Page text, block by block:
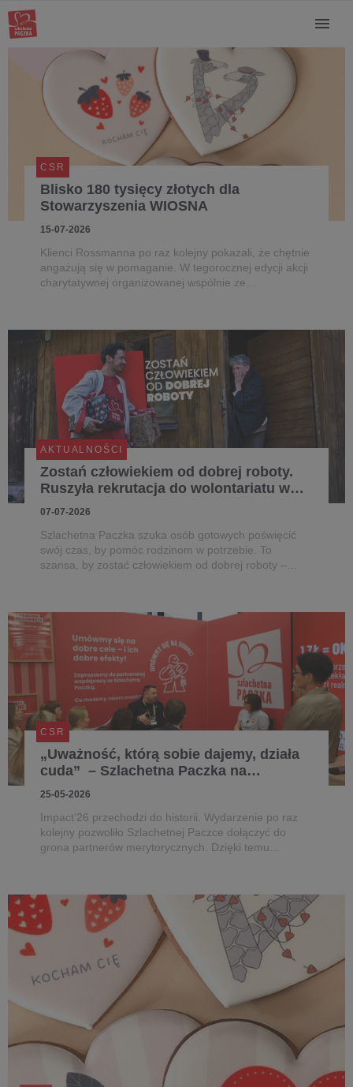
CSR
Blisko 180 tysięcy złotych dla
Stowarzyszenia WIOSNA
15-07-2026
Klienci Rossmanna po raz kolejny pokazali, że chętnie
angażują się w pomaganie. W tegorocznej edycji akcji
charytatywnej organizowanej wspólnie ze
AKTUALNOŚCI
Zostań człowiekiem od dobrej roboty.
Ruszyła rekrutacja do wolontariatu w
Szlachetnej Paczce
07-07-2026
Szlachetna Paczka szuka osób gotowych poświęcić
swój czas, by pomóc rodzinom w potrzebie. To
szansa, by zostać człowiekiem od dobrej roboty –
potrzebujących. Dołącz do Paczki na www.s...
CSR
„Uważność, którą sobie dajemy, działa
cuda” – Szlachetna Paczka na
Impact’26
25-05-2026
Impact’26 przechodzi do historii. Wydarzenie po raz
kolejny pozwoliło Szlachetnej Paczce dołączyć do
grona partnerów merytorycznych. Dzięki temu
autentycznych emocji rod...